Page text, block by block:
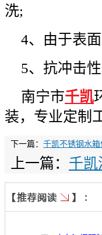
洗;
4、由于表
5、抗冲击
南宁市千凯
装，专业定制
下一篇： 千凯不锈钢水
上一篇： 千凯